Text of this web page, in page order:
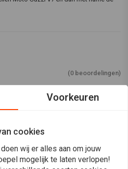
(0 beoordelingen)
Voorkeuren
cookies
wij er alles aan om jouw
mogelijk te laten verlopen!